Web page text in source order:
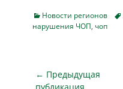
организации,
охраняющей 39
2026 года. За это
время
перевалила за 1,3
миллиона рублей.
Categories
Новости регионов
нарушения ЧОП, чоп
Навигация
← Предыдущая